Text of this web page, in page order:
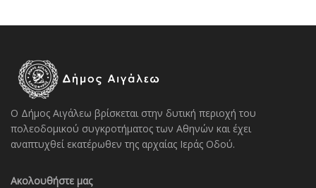
Ο Δήμος Αιγάλεω βρίσκεται στην δυτική περιοχή του
πολεοδομικού συγκροτήματος των Αθηνών και έχει
αναπτυχθεί εκατέρωθεν της αρχαίας Ιεράς Οδού.
Ακολουθήστε μας